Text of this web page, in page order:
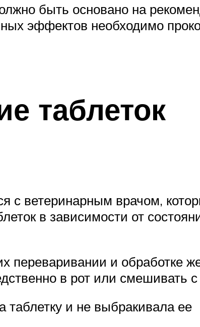
быть основано на
эффектов необходимо
таблеток
с ветеринарным врачом,
в зависимости от
переваривании и обработке
в рот или смешивать
таблетку и не выбракивала ее